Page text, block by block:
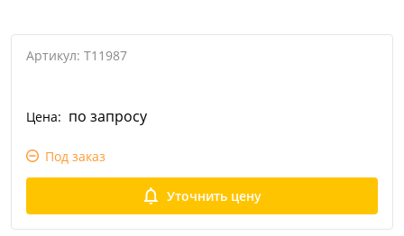
Артикул: T11987
Цена: по запросу
Под заказ
Уточнить цену